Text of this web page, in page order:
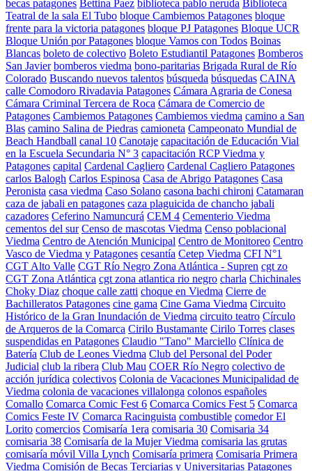
becas patagones Bettina Paez biblioteca pablo neruda Biblioteca
Teatral de la sala El Tubo bloque Cambiemos Patagones bloque
frente para la victoria patagones bloque PJ Patagones Bloque UCR
Bloque Unión por Patagones bloque Vamos con Todos Boinas
Blancas boleto de colectivo Boleto Estudiantil Patagones Bomberos
San Javier bomberos viedma bono-paritarias Brigada Rural de Río
Colorado Buscando nuevos talentos búsqueda búsquedas CAINA
calle Comodoro Rivadavia Patagones Cámara Agraria de Conesa
Cámara Criminal Tercera de Roca Cámara de Comercio de
Patagones Cambiemos Patagones Cambiemos viedma camino a San
Blas camino Salina de Piedras camioneta Campeonato Mundial de
Beach Handball canal 10 Canotaje capacitación de Educación Vial
en la Escuela Secundaria N° 3 capacitación RCP Viedma y
Patagones capital Cardenal Cagliero Cardenal Cagliero Patagones
carlos Balogh Carlos Espinosa Casa de Abrigo Patagones Casa
Peronista casa viedma Caso Solano casona bachi chironi Catamaran
caza de jabali en patagones caza plaguicida de chancho jabali
cazadores Ceferino Namuncurá CEM 4 Cementerio Viedma
cementos del sur Censo de mascotas Viedma Censo poblacional
Viedma Centro de Atención Municipal Centro de Monitoreo Centro
Vasco de Viedma y Patagones cesantía Cetep Viedma CFI N°1
CGT Alto Valle CGT Río Negro Zona Atlántica - Supren cgt zo
CGT Zona Atlántica cgt zona atlantica rio negro charla Chichinales
Choky Diaz choque calle zatti choque en Viedma Cierre de
Bachilleratos Patagones cine gama Cine Gama Viedma Circuito
Histórico de la Gran Inundación de Viedma circuito teatro Círculo
de Arqueros de la Comarca Cirilo Bustamante Cirilo Torres clases
suspendidas en Patagones Claudio "Tano" Marciello Clínica de
Batería Club de Leones Viedma Club del Personal del Poder
Judicial club la ribera Club Mau COER Río Negro colectivo de
acción jurídica colectivos Colonia de Vacaciones Municipalidad de
Viedma colonia de vacaciones villalonga colonos españoles
Comallo Comarca Comic Fest 6 Comarca Comics Fest 5 Comarca
Comics Feste IV Comarca Racinguista combustible comedor El
Lorito comercios Comisaría 1era comisaria 30 Comisaria 34
comisaria 38 Comisaría de la Mujer Viedma comisaria las grutas
comisaría móvil Villa Lynch Comisaría primera Comisaria Primera
Viedma Comisión de Becas Terciarias y Universitarias Patagones